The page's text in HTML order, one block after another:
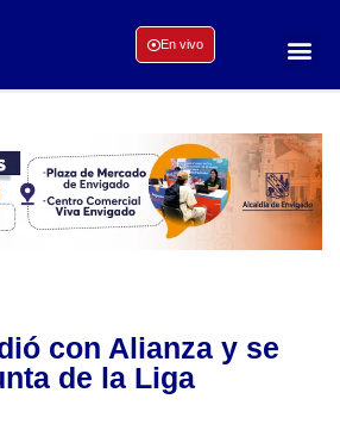
En vivo
con Alianza y se
de la Liga